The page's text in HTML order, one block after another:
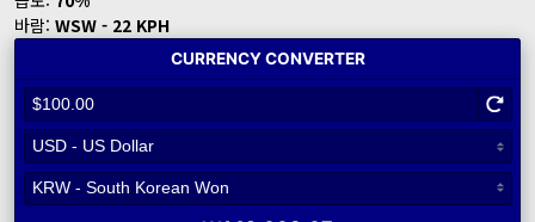
바람: WSW - 22 KPH